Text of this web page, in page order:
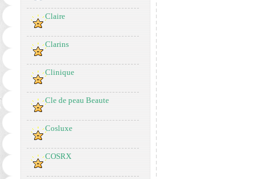
Claire
Clarins
Clinique
Cle de peau Beaute
Cosluxe
COSRX